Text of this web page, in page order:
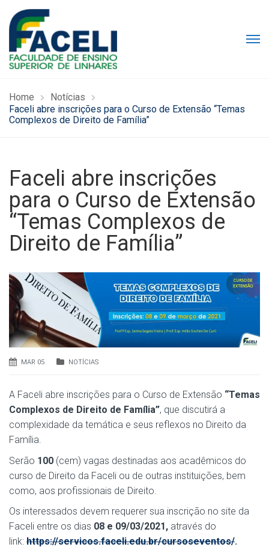
Home
Notícias
Faceli abre inscrições para o Curso de Extensão “Temas
Complexos de Direito de Família”
Faceli abre inscrições
para o Curso de Extensão
“Temas Complexos de
Direito de Família”
MAR 05 NOTÍCIAS
A Faceli abre inscrições para o Curso de Extensão “Temas
Complexos de Direito de Família”, que discutirá a
complexidade da temática e seus reflexos no Direito da
Família.
Serão 100 (cem) vagas destinadas aos acadêmicos do
curso de Direito da Faceli ou de outras instituições, bem
como, aos profissionais de Direito.
Os interessados devem requerer sua inscrição no site da
Faceli entre os dias 08 e 09/03/2021, através do
link: https://servicos.faceli.edu.br/cursoseventos/.